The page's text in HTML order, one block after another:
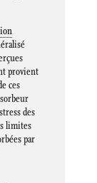
provient
ces
des
limites
par